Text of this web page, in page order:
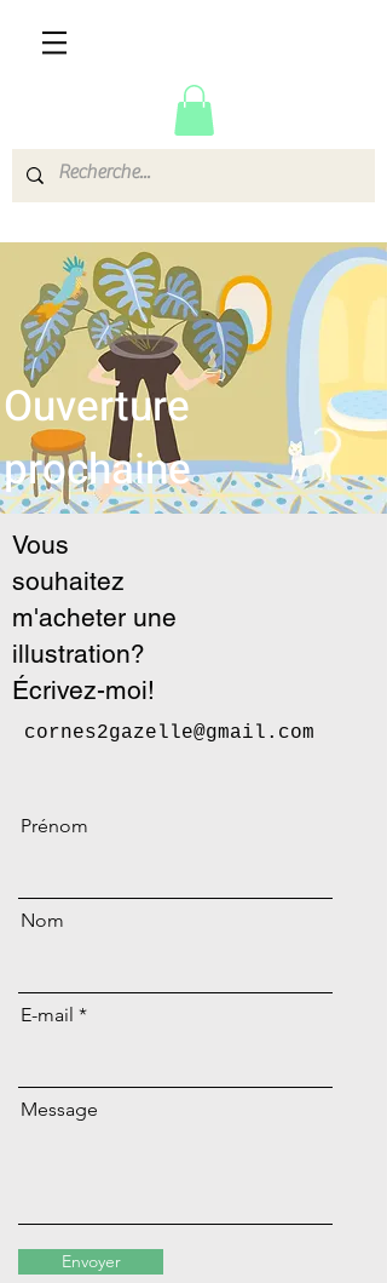
Ouverture
prochaine
Vous
souhaitez
m'acheter une
illustration?
Écrivez-moi!
cornes2gazelle@gmail.com
Prénom
Nom
E-mail
Message
Envoyer